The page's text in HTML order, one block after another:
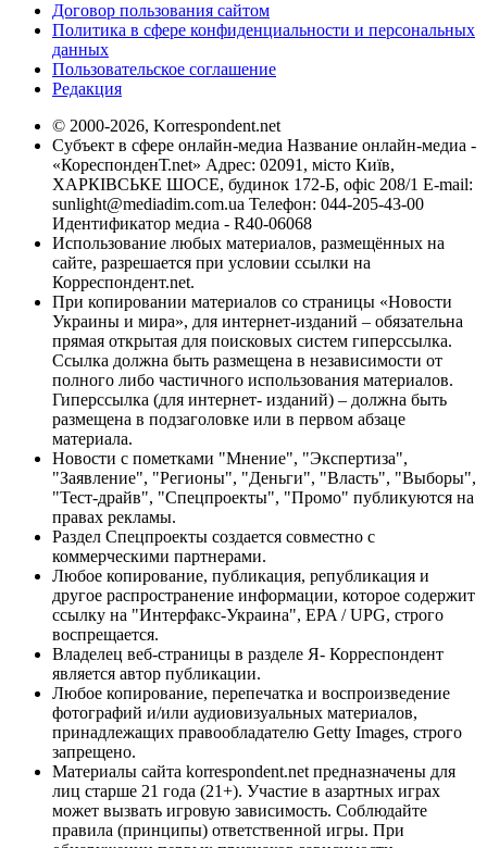
Договор пользования сайтом
Политика в сфере конфиденциальности и персональных
данных
Пользовательское соглашение
Редакция
© 2000-2026, Korrespondent.net
Субъект в сфере онлайн-медиа Название онлайн-медиа -
«КореспонденТ.net» Адрес: 02091, місто Київ,
ХАРКІВСЬКЕ ШОСЕ, будинок 172-Б, офіс 208/1 E-mail:
sunlight@mediadim.com.ua Телефон: 044-205-43-00
Идентификатор медиа - R40-06068
Использование любых материалов, размещённых на
сайте, разрешается при условии ссылки на
Корреспондент.net.
При копировании материалов со страницы «Новости
Украины и мира», для интернет-изданий – обязательна
прямая открытая для поисковых систем гиперссылка.
Ссылка должна быть размещена в независимости от
полного либо частичного использования материалов.
Гиперссылка (для интернет- изданий) – должна быть
размещена в подзаголовке или в первом абзаце
материала.
Новости с пометками "Мнение", "Экспертиза",
"Заявление", "Регионы", "Деньги", "Власть", "Выборы",
"Тест-драйв", "Спецпроекты", "Промо" публикуются на
правах рекламы.
Раздел Спецпроекты создается совместно с
коммерческими партнерами.
Любое копирование, публикация, републикация и
другое распространение информации, которое содержит
ссылку на "Интерфакс-Украина", EPA / UPG, строго
воспрещается.
Владелец веб-страницы в разделе Я- Корреспондент
является автор публикации.
Любое копирование, перепечатка и воспроизведение
фотографий и/или аудиовизуальных материалов,
принадлежащих правообладателю Getty Images, строго
запрещено.
Материалы сайта korrespondent.net предназначены для
лиц старше 21 года (21+). Участие в азартных играх
может вызвать игровую зависимость. Соблюдайте
правила (принципы) ответственной игры. При